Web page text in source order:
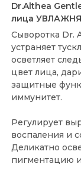
Dr.Althea
лица
Сыворотка Dr.
устраняет
осветляет
цвет лица,
защитные
иммунитет.
Регулирует
воспаления и
Деликатно
пигментацию